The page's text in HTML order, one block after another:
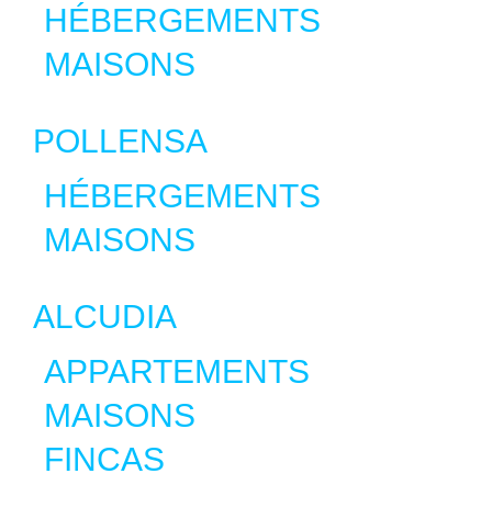
HÉBERGEMENTS
MAISONS
POLLENSA
HÉBERGEMENTS
MAISONS
ALCUDIA
APPARTEMENTS
MAISONS
FINCAS